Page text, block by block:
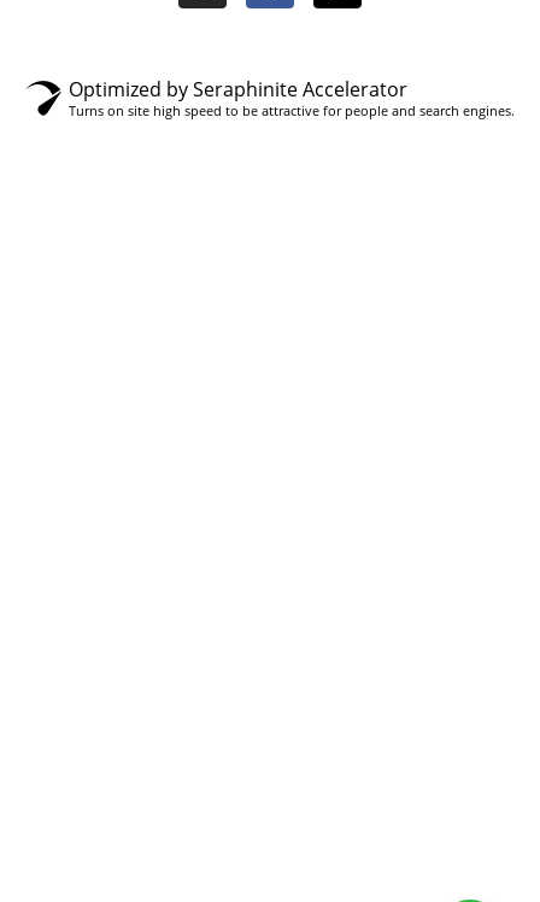
Optimized by Seraphinite Accelerator
Turns on site high speed to be attractive for people and search engines.